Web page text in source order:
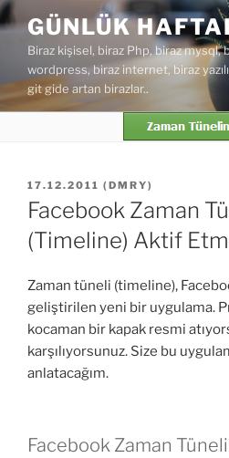
İçeriğe
geç
GÜNLÜK
Biraz kişisel, biraz Php, biraz mysql,
wordpress, biraz internet, biraz
git gide artan birazlar..
YAYIM
TARIHI
17.12.2011 ( DMRY)
Facebook Zaman
(Timeline) Aktif
Zaman tüneli (timeline),
geliştirilen yeni bir uygulama.
kocaman bir kapak resmi
karşılıyorsunuz. Size bu
anlatacağım.
Facebook Zaman